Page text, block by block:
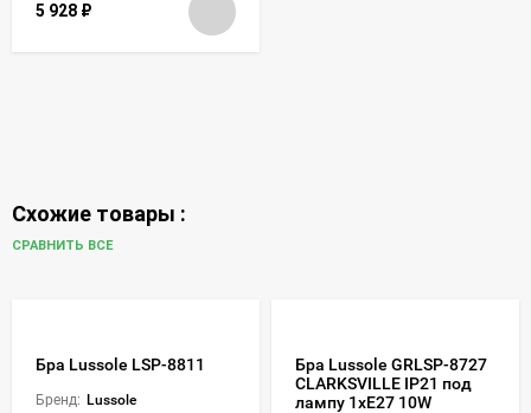
5 928 ₽
Схожие товары :
СРАВНИТЬ ВСЕ
Бра Lussole LSP-8811
Бренд: Lussole
Бра Lussole GRLSP-8727
CLARKSVILLE IP21 под
лампу 1xE27 10W